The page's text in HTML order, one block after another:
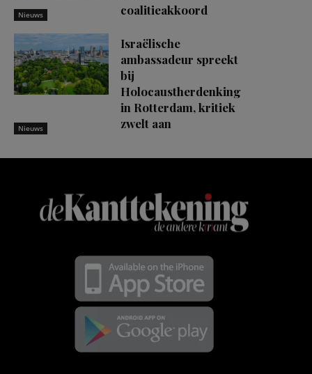
Nieuws
coalitieakkoord
Nieuws
Israëlische
ambassadeur spreekt
bij
Holocaustherdenking
in Rotterdam, kritiek
zwelt aan